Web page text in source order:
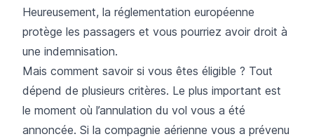
Heureusement, la réglementation européenne
protège les passagers et vous pourriez avoir droit à
une indemnisation.
Mais comment savoir si vous êtes éligible ? Tout
dépend de plusieurs critères. Le plus important est
le moment où l’annulation du vol vous a été
annoncée. Si la compagnie aérienne vous a prévenu